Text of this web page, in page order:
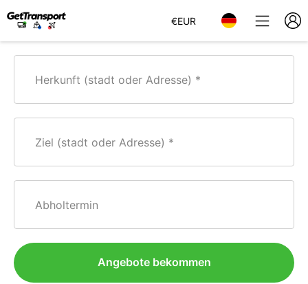
€EUR
Herkunft (stadt oder Adresse)
Ziel (stadt oder Adresse)
Abholtermin
Angebote bekommen